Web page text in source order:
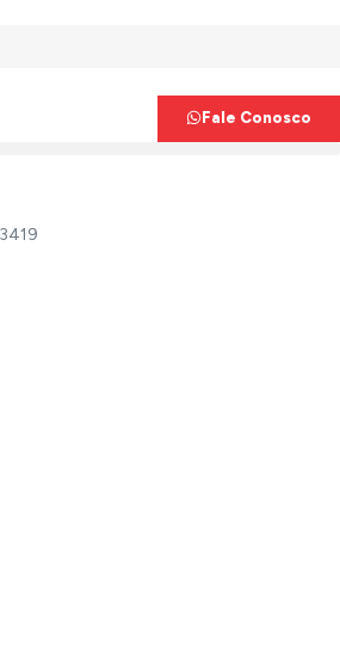
Fale Conosco